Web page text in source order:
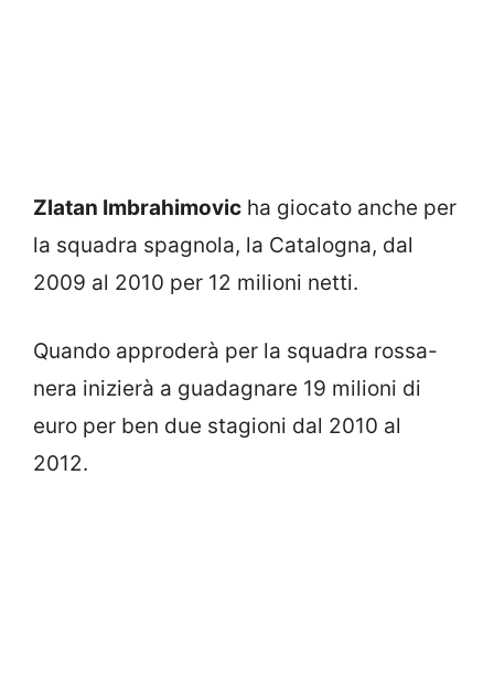
Zlatan Imbrahimovic ha giocato anche per
la squadra spagnola, la Catalogna, dal
2009 al 2010 per 12 milioni netti.
Quando approderà per la squadra rossa-
nera inizierà a guadagnare 19 milioni di
euro per ben due stagioni dal 2010 al
2012.